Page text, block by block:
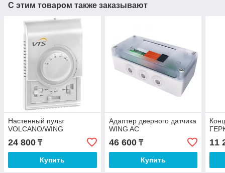
С этим товаром также заказывают
Настенный пульт
VOLCANO/WING
24 800 ₸
Купить
Адаптер дверного датчика
WING AC
46 600₸
Купить
11